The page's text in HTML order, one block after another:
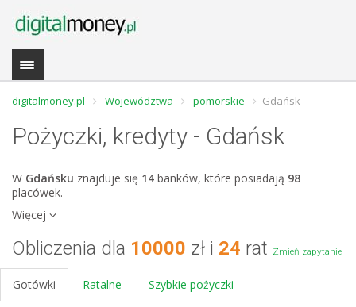
digitalmoney.pl Województwa pomorskie Gdańsk
Pożyczki, kredyty - Gdańsk
W Gdańsku znajduje się 14 banków, które posiadają 98
placówek.
Więcej
Obliczenia dla 10000 zł i 24 rat Zmień zapytanie
Gotówki Ratalne Szybkie pożyczki